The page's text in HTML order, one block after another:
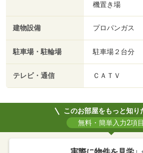
機置き場
建物設備 プロパンガス
駐車場・駐輪場 駐車場２台分
テレビ・通信 ＣＡＴＶ
このお部屋をもっと知り
無料・簡単入力2項目